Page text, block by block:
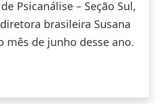
Psicanálise – Seção Sul,
brasileira Susana
mês de junho desse ano.